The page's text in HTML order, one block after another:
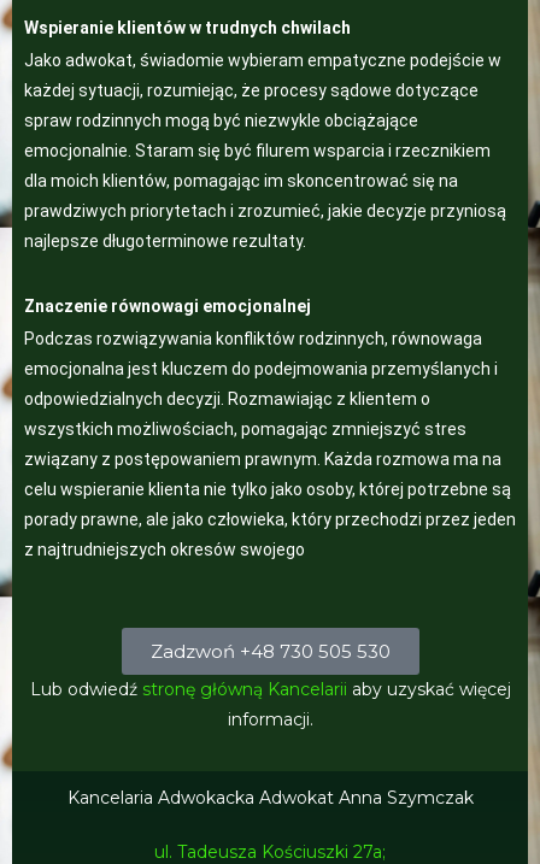
Wspieranie klientów w trudnych chwilach
Jako adwokat, świadomie wybieram empatyczne podejście w
każdej sytuacji, rozumiejąc, że procesy sądowe dotyczące
spraw rodzinnych mogą być niezwykle obciążające
emocjonalnie. Staram się być filurem wsparcia i rzecznikiem
dla moich klientów, pomagając im skoncentrować się na
prawdziwych priorytetach i zrozumieć, jakie decyzje przyniosą
najlepsze długoterminowe rezultaty.
Znaczenie równowagi emocjonalnej
Podczas rozwiązywania konfliktów rodzinnych, równowaga
emocjonalna jest kluczem do podejmowania przemyślanych i
odpowiedzialnych decyzji. Rozmawiając z klientem o
wszystkich możliwościach, pomagając zmniejszyć stres
związany z postępowaniem prawnym. Każda rozmowa ma na
celu wspieranie klienta nie tylko jako osoby, której potrzebne są
porady prawne, ale jako człowieka, który przechodzi przez jeden
z najtrudniejszych okresów swojego
Zadzwoń +48 730 505 530
Lub odwiedźstronę główną Kancelarii aby uzyskać więcej
informacji.
Kancelaria Adwokacka Adwokat Anna Szymczak
ul. Tadeusza Kościuszki 27a;